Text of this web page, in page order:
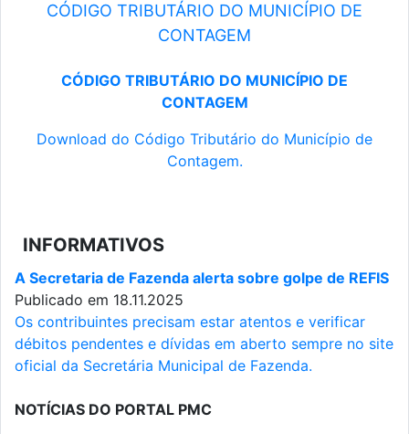
CÓDIGO TRIBUTÁRIO DO MUNICÍPIO DE
CONTAGEM
CÓDIGO TRIBUTÁRIO DO MUNICÍPIO DE
CONTAGEM
Download do Código Tributário do Município de
Contagem.
INFORMATIVOS
A Secretaria de Fazenda alerta sobre golpe de REFIS
Publicado em 18.11.2025
Os contribuintes precisam estar atentos e verificar
débitos pendentes e dívidas em aberto sempre no site
oficial da Secretária Municipal de Fazenda.
NOTÍCIAS DO PORTAL PMC